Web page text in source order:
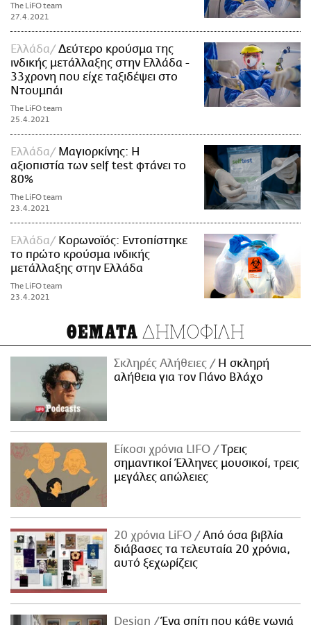
The LiFO team
27.4.2021
Ελλάδα
Δεύτερο κρούσμα της
ινδικής μετάλλαξης στην Ελλάδα -
33χρονη που είχε ταξιδέψει στο
Ντουμπάι
The LiFO team
25.4.2021
Ελλάδα
Μαγιορκίνης: Η
αξιοπιστία των self test φτάνει το
80%
The LiFO team
23.4.2021
Ελλάδα
Κορωνοϊός: Εντοπίστηκε
το πρώτο κρούσμα ινδικής
μετάλλαξης στην Ελλάδα
The LiFO team
23.4.2021
ΘΕΜΑΤΑ ΔΗΜΟΦΙΛΗ
Σκληρές Αλήθειες
H σκληρή
αλήθεια για τον Πάνο Βλάχο
Είκοσι χρόνια LIFO
Tρεις
σημαντικοί Έλληνες μουσικοί, τρεις
μεγάλες απώλειες
20 χρόνια LiFO
Από όσα βιβλία
διάβασες τα τελευταία 20 χρόνια,
αυτό ξεχωρίζεις
Design Ένα σπίτι που κάθε γωνιά